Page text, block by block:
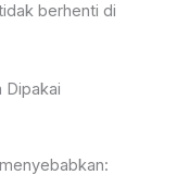
berhenti di
Dipakai